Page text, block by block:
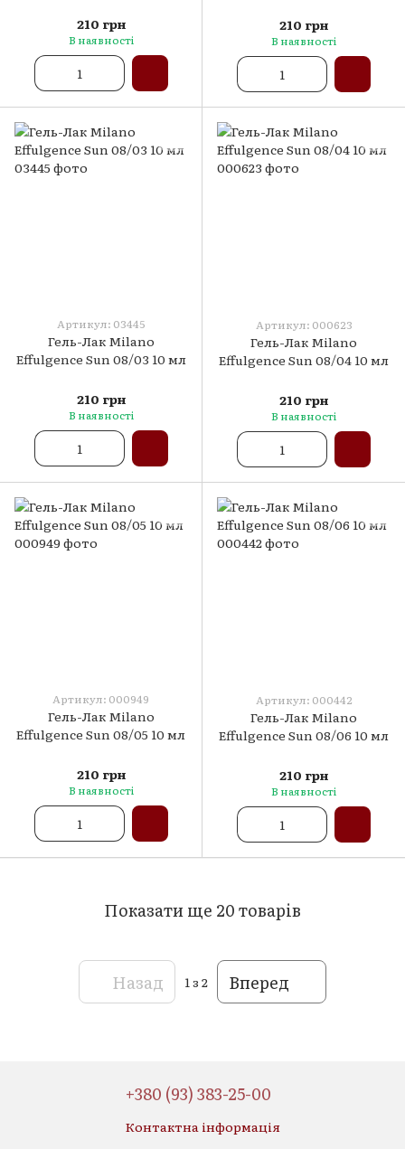
210 грн
В наявності
210 грн
В наявності
Артикул: 03445
Гель-Лак Milano
Effulgence Sun 08/03 10 мл
210 грн
В наявності
Артикул: 000623
Гель-Лак Milano
Effulgence Sun 08/04 10 мл
210 грн
В наявності
Артикул: 000949
Гель-Лак Milano
Effulgence Sun 08/05 10 мл
210 грн
В наявності
Артикул: 000442
Гель-Лак Milano
Effulgence Sun 08/06 10 мл
210 грн
В наявності
Показати ще 20 товарів
Назад 1з 2 Вперед
+380 (93) 383-25-00
Контактна інформація